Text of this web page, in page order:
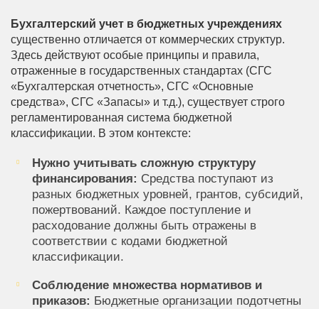
Бухгалтерский учет в бюджетных учреждениях
существенно отличается от коммерческих структур.
Здесь действуют особые принципы и правила,
отраженные в государственных стандартах (СГС
«Бухгалтерская отчетность», СГС «Основные
средства», СГС «Запасы» и т.д.), существует строго
регламентированная система бюджетной
классификации. В этом контексте:
Нужно учитывать сложную структуру
финансирования: Средства поступают из
разных бюджетных уровней, грантов, субсидий,
пожертвований. Каждое поступление и
расходование должны быть отражены в
соответствии с кодами бюджетной
классификации.
Соблюдение множества нормативов и
приказов: Бюджетные организации подотчетны